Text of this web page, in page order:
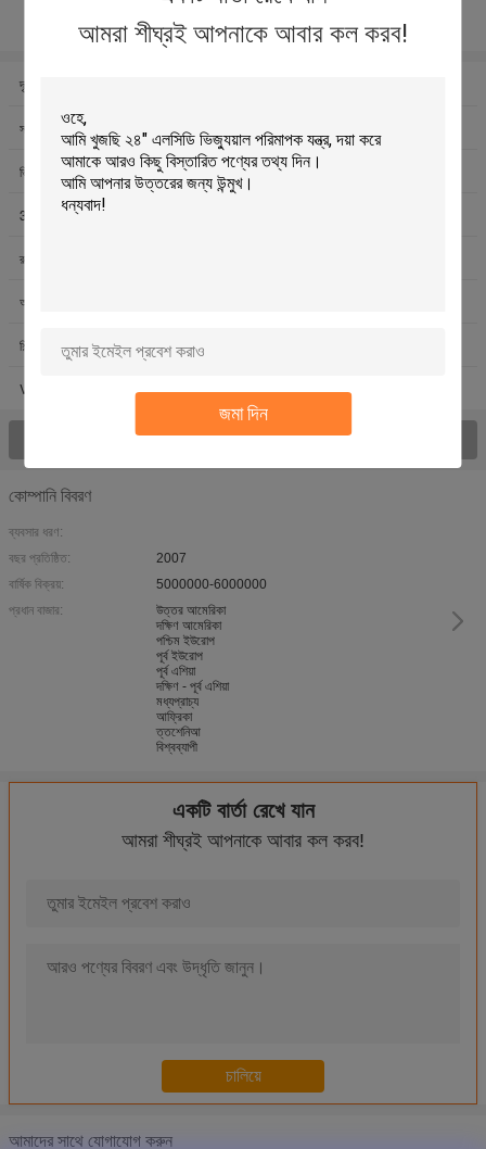
আমরা শীঘ্রই আপনাকে আবার কল করব!
জমা দিন
আমাদের সাথে যোগাযোগ করুন
দৃষ্টি পরিমাপ মেশিন
সরঞ্জাম পরিদর্শন সিস্টেম চিত্রের মাত্রা পরিমাপ সিস্টেম
ভিজ্যুয়াল ইন্সপেকশন মেশিন সিএমএম ফিক্সচার কিটস
3D পরিমাপ সফটওয়্যার
রুক্ষতা পরিমাপ যন্ত্র
অপটিক্যাল রৈখিক আইশ
শিল্পকৌশল মাইক্রোস্কোপ
VMM ঐচ্ছিক আনুষাঙ্গিক পরিমাপকারী যন্ত্র
সকল পণ্য দেখুন
কোম্পানি বিবরণ
ব্যবসার ধরণ:
বছর প্রতিষ্ঠিত:
2007
বার্ষিক বিক্রয়:
5000000-6000000
প্রধান বাজার:
উত্তর আমেরিকা
দক্ষিণ আমেরিকা
পশ্চিম ইউরোপ
পূর্ব ইউরোপ
পূর্ব এশিয়া
দক্ষিণ - পূর্ব এশিয়া
মধ্যপ্রাচ্য
আফ্রিকা
ত্তশেনিআ
বিশ্বব্যাপী
একটি বার্তা রেখে যান
আমরা শীঘ্রই আপনাকে আবার কল করব!
আমাদের সাথে যোগাযোগ করুন
Motorized Z Axis Benchtop Optical Comparator Profile Projector
Inverted Optical Profile Projector 350 mm Screen Magnification
High Stability Profile Projector Machine Optical For Internal
Optimize Visual Measuring System 0.0001mm Resolution
Auto Focus Vision Measuring Machine / System With Z Axis